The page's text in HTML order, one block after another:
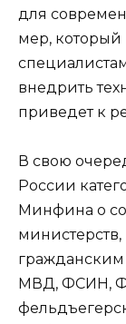
для
мер, который
внедрить
приведет к
В свою
России
Минфина о
МВД, ФСИН,